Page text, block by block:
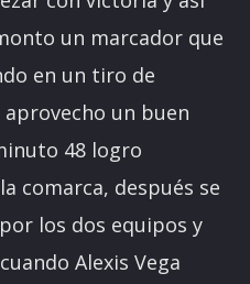
un marcador que
en un tiro de
un buen
48 logro
comarca, después se
los dos equipos y
Alexis Vega